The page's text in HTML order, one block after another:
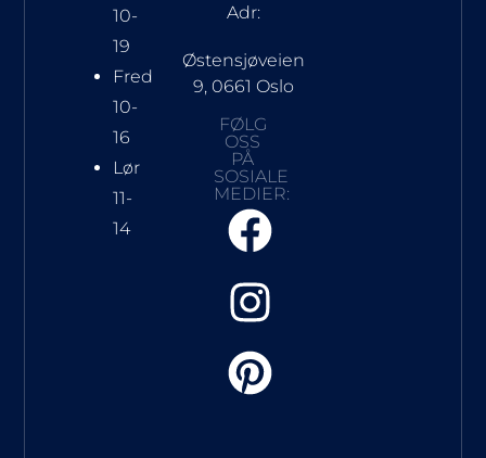
10-
19
Fred
10-
16
Lør
11-
14
Adr:
Østensjøveien
9, 0661 Oslo
FØLG
OSS
PÅ
SOSIALE
MEDIER: